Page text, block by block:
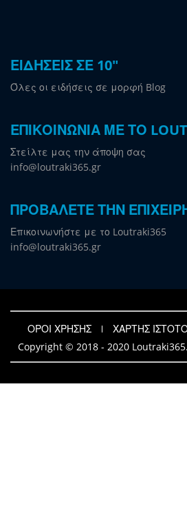
ΕΙΔΗΣΕΙΣ ΣΕ 10"
Όλες οι ειδήσεις σε μορφή Blog
ΕΠΙΚΟΙΝΩΝΙΑ ΜΕ ΤΟ
Στείλτε μας την άποψη σας
info@loutraki365.gr
ΠΡΟΒΑΛΕΤΕ ΤΗΝ
Επικοινωνήστε με το Loutraki365
info@loutraki365.gr
ΟΡΟΙ ΧΡΗΣΗΣ
ΧΑΡΤΗΣ
Copyright © 2018 - 2020